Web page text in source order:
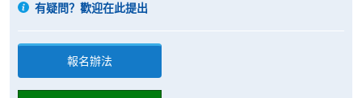
有疑問？歡迎在此提出
報名辦法